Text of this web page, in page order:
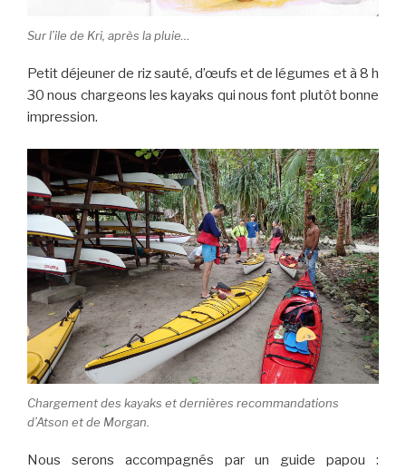
Sur l’ile de Kri, après la pluie…
Petit déjeuner de riz sauté, d’œufs et de légumes et à 8 h
30 nous chargeons les kayaks qui nous font plutôt bonne
impression.
Chargement des kayaks et dernières recommandations
d’Atson et de Morgan.
Nous serons accompagnés par un guide papou :